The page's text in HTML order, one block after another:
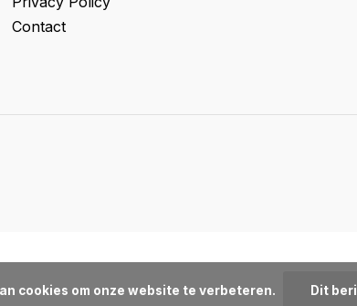
Contact
cookies om onze website te verbeteren.
Dit